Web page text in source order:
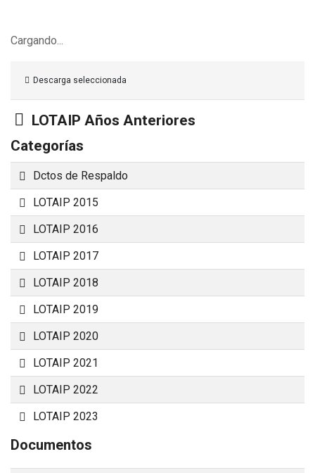
Cargando...
Descarga seleccionada
Carpeta
LOTAIP Años Anteriores
Categorías
Carpeta
Dctos de Respaldo
Carpeta
LOTAIP 2015
Carpeta
LOTAIP 2016
Carpeta
LOTAIP 2017
Carpeta
LOTAIP 2018
Carpeta
LOTAIP 2019
Carpeta
LOTAIP 2020
Carpeta
LOTAIP 2021
Carpeta
LOTAIP 2022
Carpeta
LOTAIP 2023
Documentos